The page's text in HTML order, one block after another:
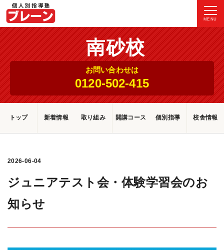
MENU
南砂校
お問い合わせは
0120-502-415
トップ 新着情報 取り組み 開講コース 個別指導 校舎情報
2026-06-04
ジュニアテスト会・体験学習会のお
知らせ